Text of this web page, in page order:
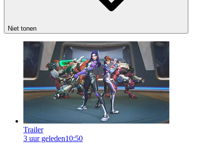
Niet tonen
Trailer
3 uur geleden10:50